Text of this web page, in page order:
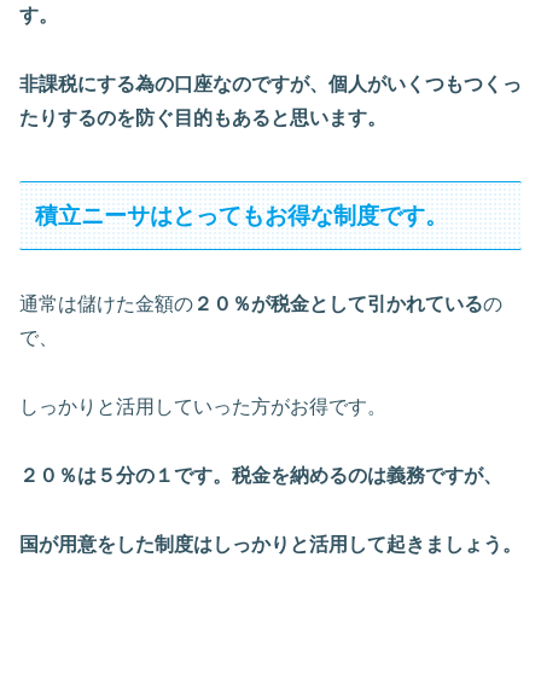
す。
非課税にする為の口座なのですが、個人がいくつもつくっ
たりするのを防ぐ目的もあると思います。
積立ニーサはとってもお得な制度です。
通常は儲けた金額の ２０％が税金として引かれているの
で、
しっかりと活用していった方がお得です。
２０％は５分の１です。税金を納めるのは義務ですが、
国が用意をした制度はしっかりと活用して起きましょう。